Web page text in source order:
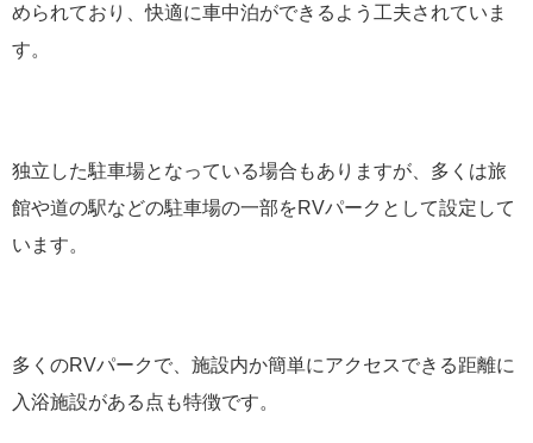
められており、快適に車中泊ができるよう工夫されていま
す。
独立した駐車場となっている場合もありますが、多くは旅
館や道の駅などの駐車場の一部をRVパークとして設定して
います。
多くのRVパークで、施設内か簡単にアクセスできる距離に
入浴施設がある点も特徴です。